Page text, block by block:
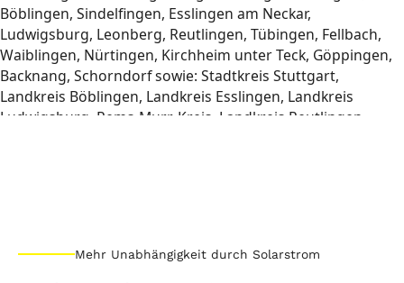
Mehr Unabhängigkeit durch Solarstrom